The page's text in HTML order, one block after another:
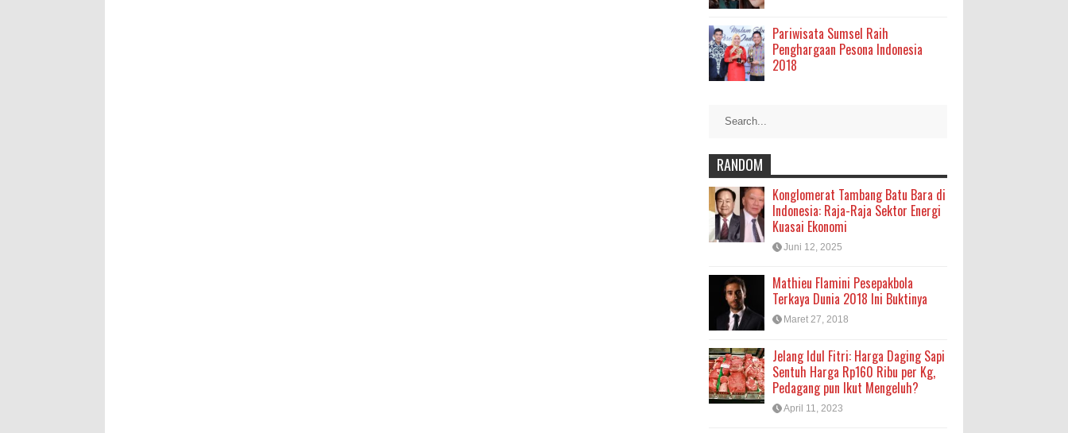
Pariwisata Sumsel Raih
Penghargaan Pesona Indonesia
2018
RANDOM
Konglomerat Tambang Batu Bara di
Indonesia: Raja-Raja Sektor Energi
Kuasai Ekonomi
Juni 12, 2025
Mathieu Flamini Pesepakbola
Terkaya Dunia 2018 Ini Buktinya
Maret 27, 2018
Jelang Idul Fitri: Harga Daging Sapi
Sentuh Harga Rp160 Ribu per Kg,
Pedagang pun Ikut Mengeluh?
April 11, 2023